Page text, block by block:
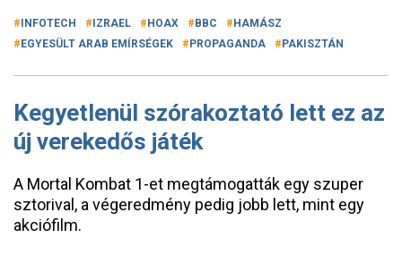
INFOTECH IZRAEL HOAX BBC
HAMÁSZ
EGYESÜLT ARAB EMÍRSÉGEK
PROPAGANDA PAKISZTÁN
Kegyetlenül szórakoztató lett ez az
új verekedős játék
A Mortal Kombat 1-et megtámogatták egy szuper
sztorival, a végeredmény pedig jobb lett, mint egy
akciófilm.